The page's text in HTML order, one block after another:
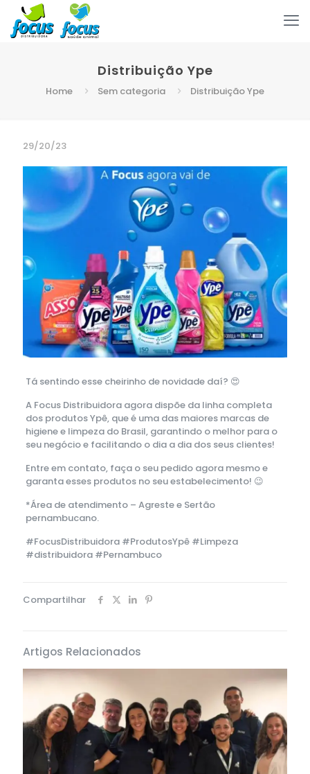
Distribuição Ype
Home Sem categoria Distribuição Ype
29/20/23
Tá sentindo esse cheirinho de novidade daí? 😍
A Focus Distribuidora agora dispõe da linha completa
dos produtos Ypê, que é uma das maiores marcas de
higiene e limpeza do Brasil, garantindo o melhor para o
seu negócio e facilitando o dia a dia dos seus clientes!
Entre em contato, faça o seu pedido agora mesmo e
garanta esses produtos no seu estabelecimento! 😉
*Área de atendimento – Agreste e Sertão
pernambucano.
#FocusDistribuidora #ProdutosYpê #Limpeza
#distribuidora #Pernambuco
Compartilhar
Artigos Relacionados